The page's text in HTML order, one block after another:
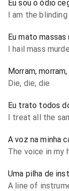
Eu sou o ódio
I am the
Eu mato
I hail mass
Morram,
Die, die, die
Eu trato todos
I treat all the
A voz na minha
The voice in my
Uma pilha de
A line of